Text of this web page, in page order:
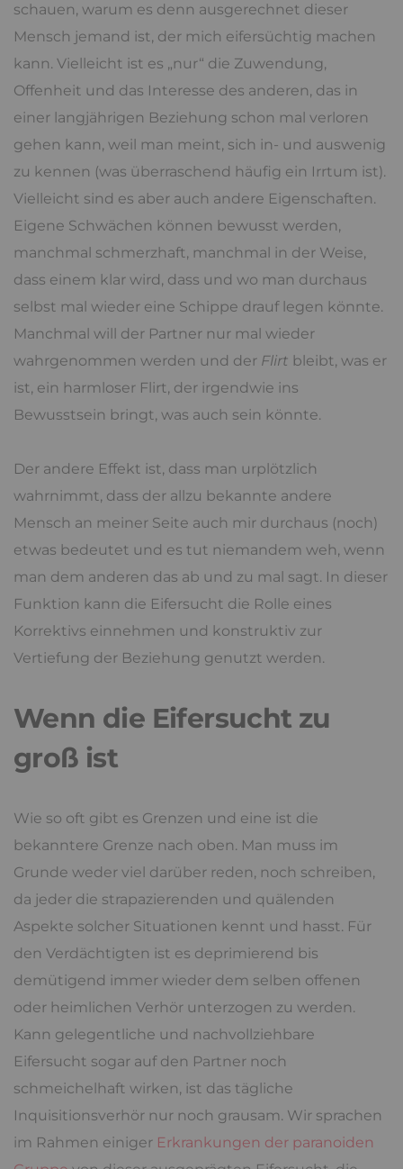
schauen, warum es denn ausgerechnet dieser
Mensch jemand ist, der mich eifersüchtig machen
kann. Vielleicht ist es „nur“ die Zuwendung,
Offenheit und das Interesse des anderen, das in
einer langjährigen Beziehung schon mal verloren
gehen kann, weil man meint, sich in- und auswenig
zu kennen (was überraschend häufig ein Irrtum ist).
Vielleicht sind es aber auch andere Eigenschaften.
Eigene Schwächen können bewusst werden,
manchmal schmerzhaft, manchmal in der Weise,
dass einem klar wird, dass und wo man durchaus
selbst mal wieder eine Schippe drauf legen könnte.
Manchmal will der Partner nur mal wieder
wahrgenommen werden und der Flirt bleibt, was er
ist, ein harmloser Flirt, der irgendwie ins
Bewusstsein bringt, was auch sein könnte.
Der andere Effekt ist, dass man urplötzlich
wahrnimmt, dass der allzu bekannte andere
Mensch an meiner Seite auch mir durchaus (noch)
etwas bedeutet und es tut niemandem weh, wenn
man dem anderen das ab und zu mal sagt. In dieser
Funktion kann die Eifersucht die Rolle eines
Korrektivs einnehmen und konstruktiv zur
Vertiefung der Beziehung genutzt werden.
Wenn die Eifersucht zu
groß ist
Wie so oft gibt es Grenzen und eine ist die
bekanntere Grenze nach oben. Man muss im
Grunde weder viel darüber reden, noch schreiben,
da jeder die strapazierenden und quälenden
Aspekte solcher Situationen kennt und hasst. Für
den Verdächtigten ist es deprimierend bis
demütigend immer wieder dem selben offenen
oder heimlichen Verhör unterzogen zu werden.
Kann gelegentliche und nachvollziehbare
Eifersucht sogar auf den Partner noch
schmeichelhaft wirken, ist das tägliche
Inquisitionsverhör nur noch grausam. Wir sprachen
im Rahmen einiger Erkrankungen der paranoiden